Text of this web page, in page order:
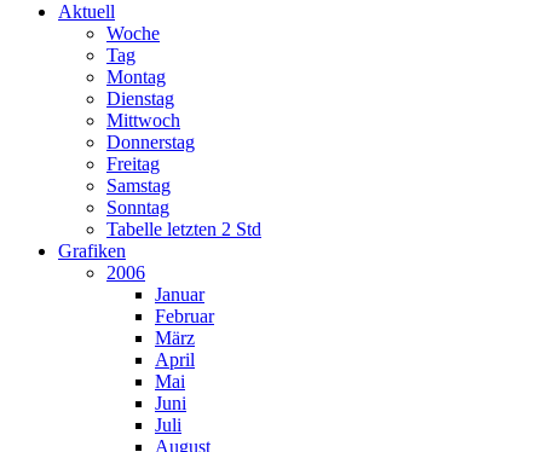
Aktuell
Woche
Tag
Montag
Dienstag
Mittwoch
Donnerstag
Freitag
Samstag
Sonntag
Tabelle letzten 2 Std
Grafiken
2006
Januar
Februar
März
April
Mai
Juni
Juli
August